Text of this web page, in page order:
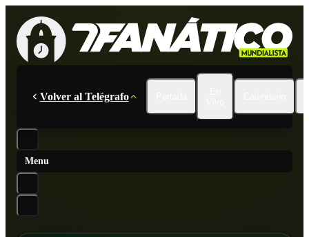
Volver al Telégrafo
Menu